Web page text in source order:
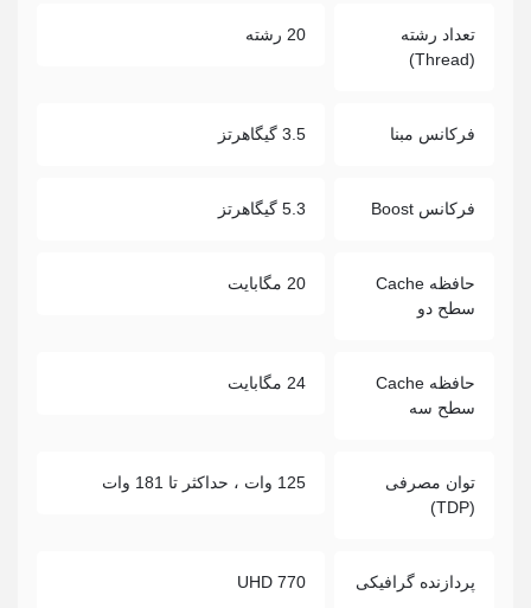
تعداد رشته
(Thread)
20 رشته
فرکانس مبنا 3.5 گیگاهرتز
فرکانس Boost 5.3 گیگاهرتز
حافظه Cache
سطح دو
20 مگابایت
حافظه Cache
سطح سه
24 مگابایت
توان مصرفی
(TDP)
125 وات ، حداکثر تا 181 وات
پردازنده گرافیکی UHD 770